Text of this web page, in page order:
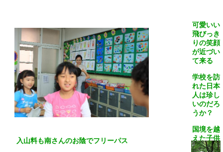
入山料も南さんのお陰でフリーパス
可愛いい
飛びっき
りの笑顔
が近づい
て来る
学校を訪
れた日本
人は珍し
いのだろ
うか？
国境を越
えた子供
たちの目